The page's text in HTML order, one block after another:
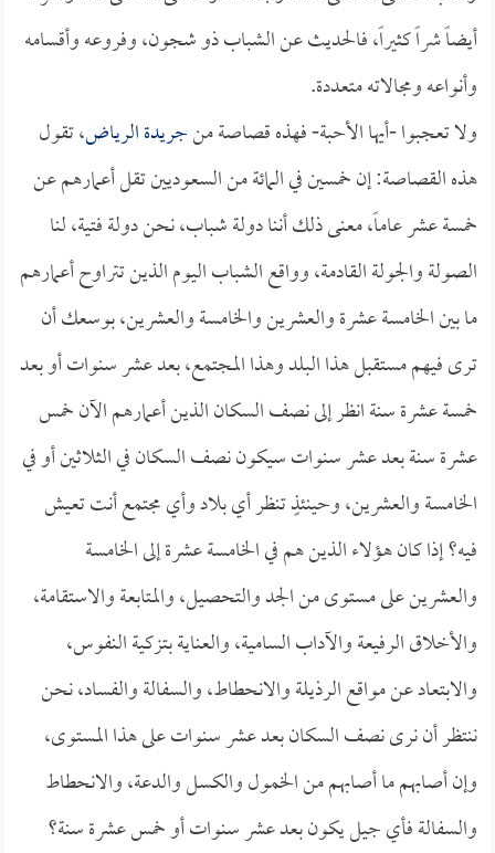
أيضاً شراً كثيراً، فالحديث عن الشباب ذو شجون، وفروعه وأقسامه
وأنواعه ومجالاته متعددة.
ولا تعجبوا -أيها الأحبة- فهذه قصاصة منجريدة الرياض، تقول
هذه القصاصة: إن خمسين في المائة من السعوديين تقل أعمارهم عن
خمسة عشر عاماً، معنى ذلك أننا دولة شباب، نحن دولة فتية، لنا
الصولة والجولة القادمة، وواقع الشباب اليوم الذين تتراوح أعمارهم
ما بين الخامسة عشرة والعشرين والخامسة والعشرين، بوسعك أن
ترى فيهم مستقبل هذا البلد وهذا المجتمع، بعد عشر سنوات أو بعد
خمسة عشرة سنة انظر إلى نصف السكان الذين أعمارهم الآن خمس
عشرة سنة بعد عشر سنوات سيكون نصف السكان في الثلاثين أو في
الخامسة والعشرين، وحينئذٍ تنظر أي بلاد وأي مجتمع أنت تعيش
فيه؟ إذا كان هؤلاء الذين هم في الخامسة عشرة إلى الخامسة
والعشرين على مستوى من الجد والتحصيل، والمتابعة والاستقامة،
والأخلاق الرفيعة والآداب السامية، والعناية بتزكية النفوس،
والابتعاد عن مواقع الرذيلة والانحطاط، والسفالة والفساد، نحن
ننتظر أن نرى نصف السكان بعد عشر سنوات على هذا المستوى،
وإن أصابهم ما أصابهم من الخمول والكسل والدعة، والانحطاط
والسفالة فأي جيل يكون بعد عشر سنوات أو خمس عشرة سنة؟